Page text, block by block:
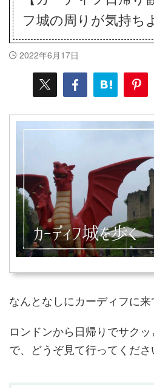
フ城の周りが気持ち
2022年6月17日
なんとなしにカーディフに来
ロンドンから日帰りでサク
で、どうぞ見て行ってくださ